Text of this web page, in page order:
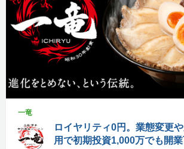
一竜
ロイヤリティ0円。業態変更
用で初期投資1,000万でも開業